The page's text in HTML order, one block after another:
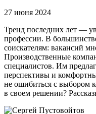
27 июня 2024
Тренд последних лет —
профессии. В
соискателям: вакансий
Производственные
специалистов. Им
перспективы и
не ошибиться с выбором
в своем решении?